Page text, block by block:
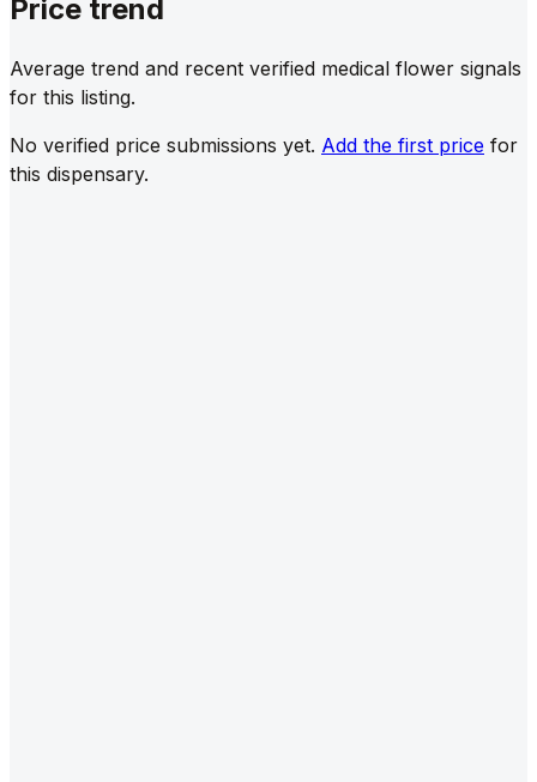
Price trend
Average trend and recent verified medical flower signals
for this listing.
No verified price submissions yet. Add the first price for
this dispensary.